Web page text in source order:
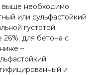
выше необходимо
или сульфастойкий
густотой
для бетона с
–
и